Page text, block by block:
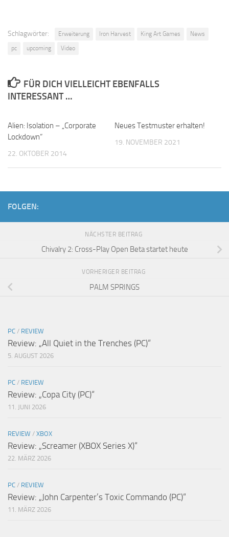
Schlagwörter: Erweiterung Iron Harvest King Art Games
News
pc
upcoming Video
FÜR DICH VIELLEICHT EBENFALLS
INTERESSANT …
Alien: Isolation – „Corporate
Lockdown“
22. OKTOBER 2014
Neues Testmuster erhalten!
19. NOVEMBER 2021
FOLGEN:
NÄCHSTER BEITRAG
Chivalry 2: Cross-Play Open Beta startet heute
VORHERIGER BEITRAG
PALM SPRINGS
PC / REVIEW
Review: „All Quiet in the Trenches (PC)“
5. AUGUST 2026
PC / REVIEW
Review: „Copa City (PC)“
11. JUNI 2026
REVIEW / XBOX
Review: „Screamer (XBOX Series X)“
22. MÄRZ 2026
PC / REVIEW
Review: „John Carpenter’s Toxic Commando (PC)“
11. MÄRZ 2026